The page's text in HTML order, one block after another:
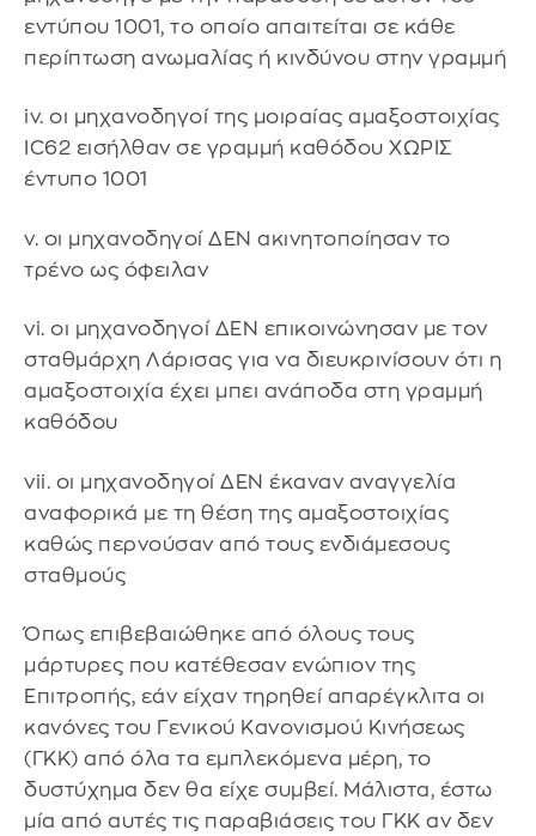
εντύπου 1001, το οποίο απαιτείται σε κάθε
περίπτωση ανωμαλίας ή κινδύνου στην γραμμή
iv. οι μηχανοδηγοί της μοιραίας αμαξοστοιχίας
IC62 εισήλθαν σε γραμμή καθόδου ΧΩΡΙΣ
έντυπο 1001
v. οι μηχανοδηγοί ΔΕΝ ακινητοποίησαν το
τρένο ως όφειλαν
vi. οι μηχανοδηγοί ΔΕΝ επικοινώνησαν με τον
σταθμάρχη Λάρισας για να διευκρινίσουν ότι η
αμαξοστοιχία έχει μπει ανάποδα στη γραμμή
καθόδου
vii. οι μηχανοδηγοί ΔΕΝ έκαναν αναγγελία
αναφορικά με τη θέση της αμαξοστοιχίας
καθώς περνούσαν από τους ενδιάμεσους
σταθμούς
Όπως επιβεβαιώθηκε από όλους τους
μάρτυρες που κατέθεσαν ενώπιον της
Επιτροπής, εάν είχαν τηρηθεί απαρέγκλιτα οι
κανόνες του Γενικού Κανονισμού Κινήσεως
(ΓΚΚ) από όλα τα εμπλεκόμενα μέρη, το
δυστύχημα δεν θα είχε συμβεί. Μάλιστα, έστω
μία από αυτές τις παραβιάσεις του ΓΚΚ αν δεν